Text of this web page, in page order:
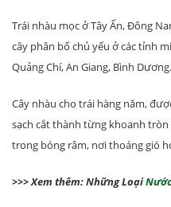
Trái nhàu mọc ở Tây Ấn, Đông
cây phân bố chủ yếu ở các tỉnh
Quảng Chí, An Giang, Bình
Cây nhàu cho trái hàng năm,
sạch cắt thành từng khoanh
trong bóng râm, nơi thoáng gió
>>> Xem thêm: Những Loại